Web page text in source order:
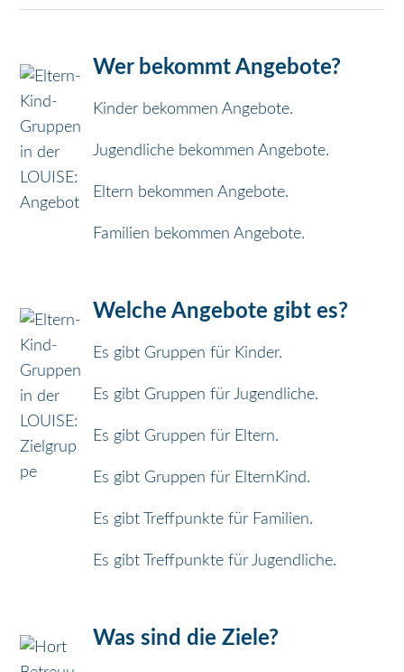
o
n
ü
r
s
p
g
Wer bekommt Angebote?
Kinder bekommen Angebote.
Jugendliche bekommen Angebote.
Eltern bekommen Angebote.
Familien bekommen Angebote.
Welche Angebote gibt es?
Es gibt Gruppen für Kinder.
Es gibt Gruppen für Jugendliche.
Es gibt Gruppen für Eltern.
Es gibt Gruppen für ElternKind.
Es gibt Treffpunkte für Familien.
Es gibt Treffpunkte für Jugendliche.
Was sind die Ziele?